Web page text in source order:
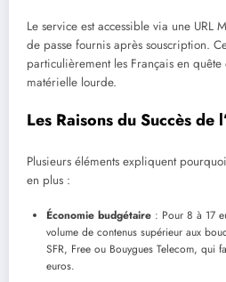
Le service est accessible via une URL
de passe fournis après souscription.
particulièrement les Français en
matérielle lourde.
Les Raisons du Succès de
Plusieurs éléments expliquent
en plus :
Économie budgétaire : Pour 8 à 17
volume de contenus supérieur aux
SFR, Free ou Bouygues Telecom, qui
euros.